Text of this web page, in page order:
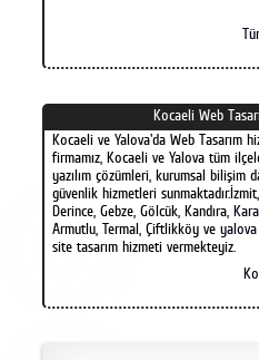
Kocaeli Web
Kocaeli ve Yalova'da Web Tasarım
firmamız, Kocaeli ve Yalova tüm
yazılım çözümleri, kurumsal bilişim
güvenlik hizmetleri
Derince, Gebze, Gölcük, Kandıra,
Armutlu, Termal, Çiftlikköy ve
site tasarım hizmeti vermekteyiz.